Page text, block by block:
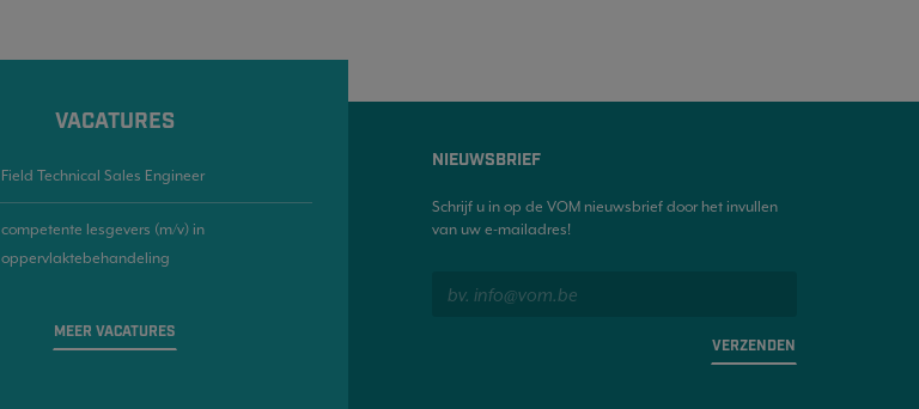
VACATURES
Field Technical Sales Engineer
competente lesgevers (m/v) in
oppervlaktebehandeling
MEER VACATURES
NIEUWSBRIEF
Schrijf u in op de VOM nieuwsbrief door het invullen
van uw e-mailadres!
VERZENDEN